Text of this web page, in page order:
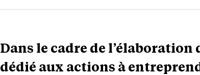
Dans le cadre de
dédié aux actions à